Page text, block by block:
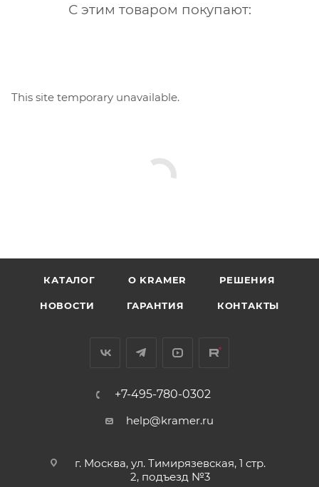
С этим товаром покупают:
This site temporary unavailable.
КАТАЛОГ O KRAMER РЕШЕНИЯ
НОВОСТИ ГАРАНТИЯ КОНТАКТЫ
+7-495-780-0302
help@kramer.ru
г. Москва, ул. Тимирязевская, 1 стр.
2, подъезд №3